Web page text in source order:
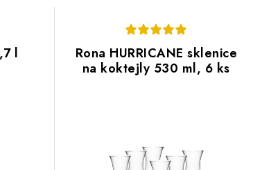
l
Rona HURRICANE sklenice
na koktejly 530 ml, 6 ks